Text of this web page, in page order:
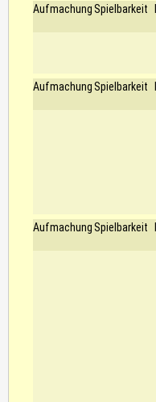
Aufmachung Spielbarkeit
Aufmachung Spielbarkeit
Aufmachung Spielbarkeit